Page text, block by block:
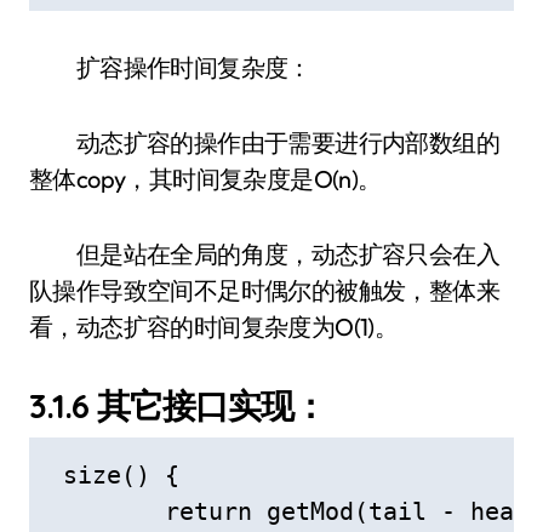
扩容操作时间复杂度：
动态扩容的操作由于需要进行内部数组的
整体copy，其时间复杂度是O(n)。
但是站在全局的角度，动态扩容只会在入
队操作导致空间不足时偶尔的被触发，整体来
看，动态扩容的时间复杂度为O(1)。
3.1.6 其它接口实现：
size() {
return getMod(tail -